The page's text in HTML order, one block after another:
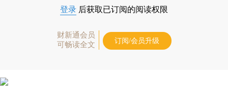
登录 后获取已订阅的阅读权限
财新通会员
可畅读全文
订阅/会员升级